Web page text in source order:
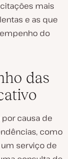
mais
e as que
do
das
causa de
como
um serviço de